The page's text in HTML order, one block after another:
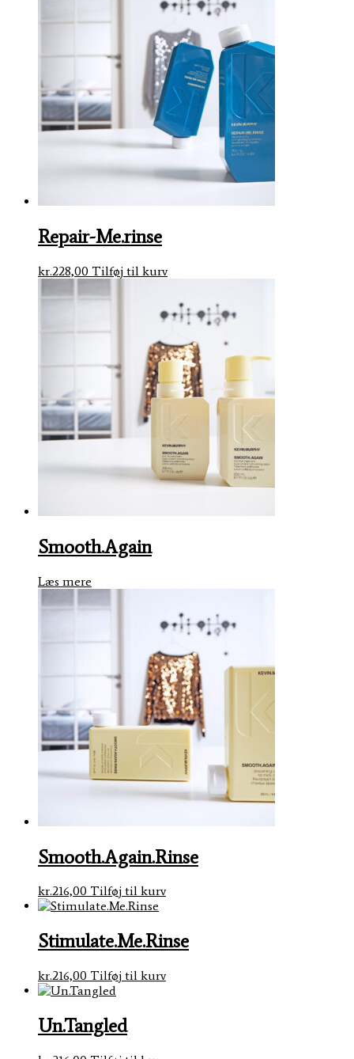
Repair-Me.rinse
kr.228,00 Tilføj til kurv
Smooth.Again
Læs mere
Smooth.Again.Rinse
kr.216,00 Tilføj til kurv
Stimulate.Me.Rinse
kr.216,00 Tilføj til kurv
Un.Tangled